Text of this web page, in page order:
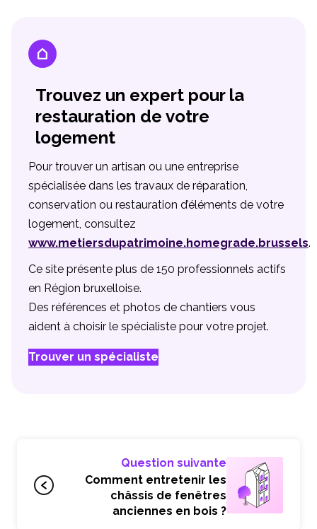
Trouvez un expert pour la
restauration de votre
logement
Pour trouver un artisan ou une entreprise
spécialisée dans les travaux de réparation,
conservation ou restauration d’éléments de votre
logement, consultez
www.metiersdupatrimoine.homegrade.brussels.
Ce site présente plus de 150 professionnels actifs
en Région bruxelloise.
Des références et photos de chantiers vous
aident à choisir le spécialiste pour votre projet.
Trouver un spécialiste
Question suivante
Comment entretenir les
châssis de fenêtres
anciennes en bois ?